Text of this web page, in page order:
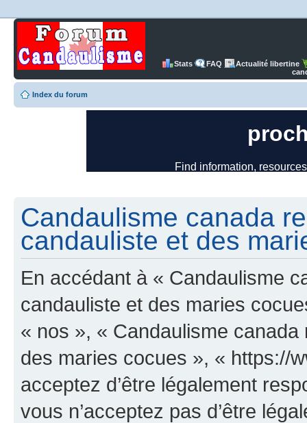
Stats FAQ
Actualité libertine
Index du forum
Candaulisme canada
candauliste et des
En accédant à « Candaulisme
candauliste et des maries
« nos », « Candaulisme
des maries cocues », « https://
acceptez d’être légalement
vous n’acceptez pas d’être